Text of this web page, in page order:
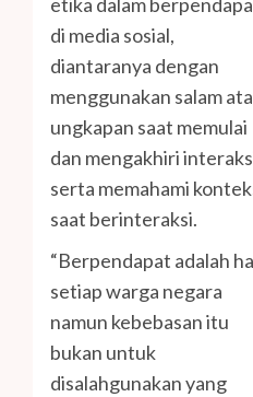
di media sosial,
diantaranya dengan
menggunakan salam
ungkapan saat memulai
dan mengakhiri
serta memahami
saat berinteraksi.
“Berpendapat adalah
setiap warga negara
namun kebebasan itu
bukan untuk
disalahgunakan yang